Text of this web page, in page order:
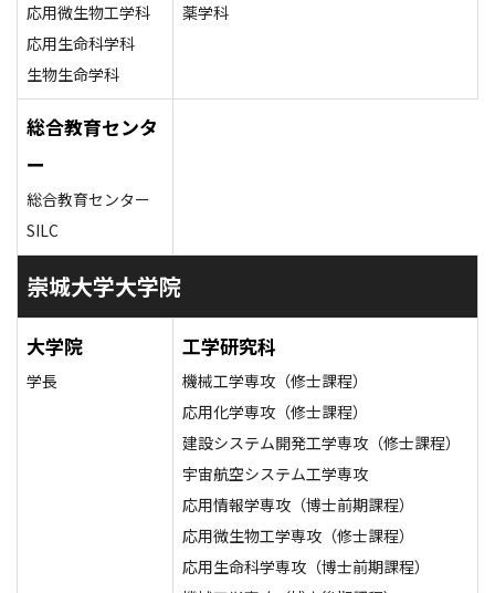
応用微生物工学科
応用生命科学科
生物生命学科
薬学科
総合教育センタ
ー
総合教育センター
SILC
崇城大学大学院
大学院
学長
工学研究科
機械工学専攻（修士課程）
応用化学専攻（修士課程）
建設システム開発工学専攻（修士課程）
宇宙航空システム工学専攻
応用情報学専攻（博士前期課程）
応用微生物工学専攻（修士課程）
応用生命科学専攻（博士前期課程）